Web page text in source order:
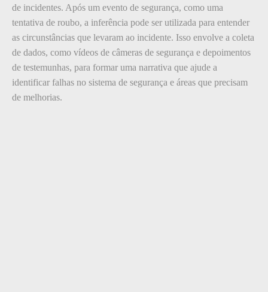
de incidentes. Após um evento de segurança, como uma
tentativa de roubo, a inferência pode ser utilizada para entender
as circunstâncias que levaram ao incidente. Isso envolve a coleta
de dados, como vídeos de câmeras de segurança e depoimentos
de testemunhas, para formar uma narrativa que ajude a
identificar falhas no sistema de segurança e áreas que precisam
de melhorias.